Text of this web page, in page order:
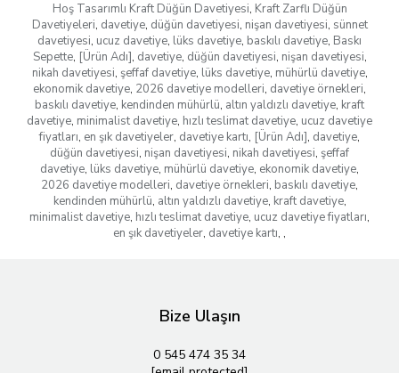
Hoş Tasarımlı Kraft Düğün Davetiyesi, Kraft Zarflı Düğün
Davetiyeleri, davetiye, düğün davetiyesi, nişan davetiyesi, sünnet
davetiyesi, ucuz davetiye, lüks davetiye, baskılı davetiye, Baskı
Sepette, [Ürün Adı], davetiye, düğün davetiyesi, nişan davetiyesi,
nikah davetiyesi, şeffaf davetiye, lüks davetiye, mühürlü davetiye,
ekonomik davetiye, 2026 davetiye modelleri, davetiye örnekleri,
baskılı davetiye, kendinden mühürlü, altın yaldızlı davetiye, kraft
davetiye, minimalist davetiye, hızlı teslimat davetiye, ucuz davetiye
fiyatları, en şık davetiyeler, davetiye kartı, [Ürün Adı], davetiye,
düğün davetiyesi, nişan davetiyesi, nikah davetiyesi, şeffaf
davetiye, lüks davetiye, mühürlü davetiye, ekonomik davetiye,
2026 davetiye modelleri, davetiye örnekleri, baskılı davetiye,
kendinden mühürlü, altın yaldızlı davetiye, kraft davetiye,
minimalist davetiye, hızlı teslimat davetiye, ucuz davetiye fiyatları,
en şık davetiyeler, davetiye kartı, ,
Bize Ulaşın
0 545 474 35 34